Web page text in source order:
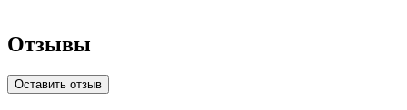
Отзывы
Оставить отзыв